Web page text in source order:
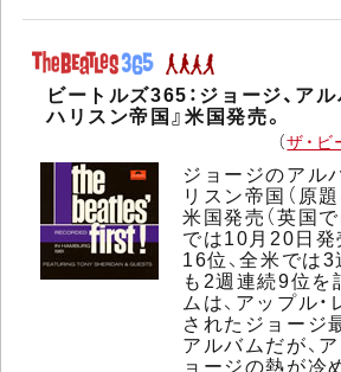
ビートルズ365：ジョージ、アル
ハリスン帝国』米国発売。
（ザ・
ジョージのアル
リスン帝国（原
米国発売（英国
では10月20日発
16位、全米では
も2週連続9位を
ムは、アップル
されたジョージ
アルバムだが、
ョージの熱が冷